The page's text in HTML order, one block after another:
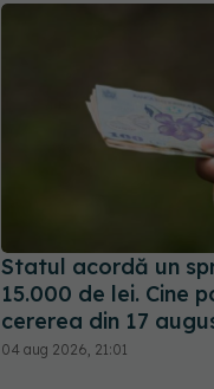
Statul acordă un
15.000 de lei. Cine
cererea din 17
04 aug 2026, 21:01